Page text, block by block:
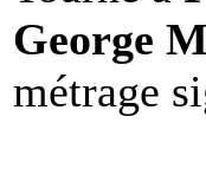
George
métrage